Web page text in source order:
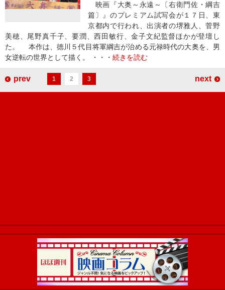
映画『大奥～永遠～〔右衛門佐・綱吉
篇〕』のプレミアム試写会が１７日、東
京都内で行われ、出演者の堺雅人、菅野
美穂、尾野真千子、要潤、西田敏行、金子文紀監督ほかが登壇し
た。 本作は、徳川５代目将軍綱吉が治める元禄時代の大奥を、男
女逆転の世界として描く。 ・・・ 続きを読む
prev 1 2 3 next